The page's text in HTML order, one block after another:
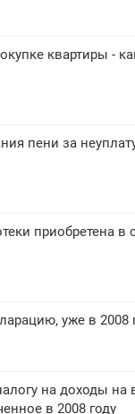
квартиры -
пени за
приобретена в
уже в 2008
на доходы на
в 2008 году